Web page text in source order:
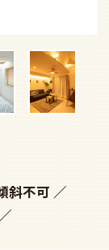
斜不可